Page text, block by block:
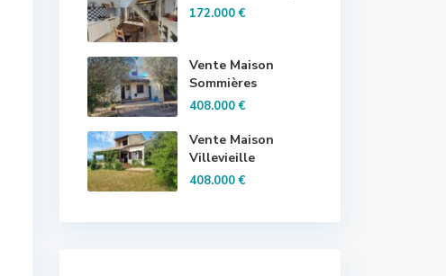
172.000 €
Vente Maison
Sommières
408.000 €
Vente Maison
Villevieille
408.000 €